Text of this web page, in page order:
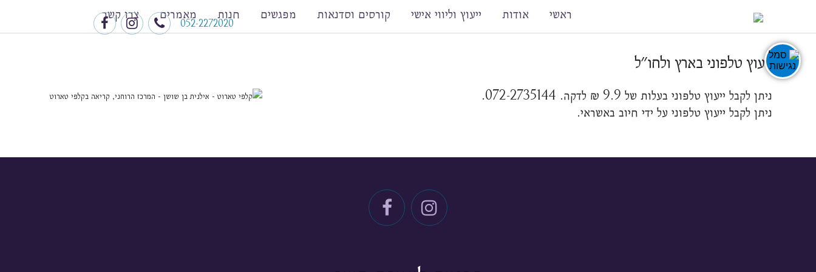
052-2272020
ראשי אודות ייעוץ וליווי אישי קורסים וסדנאות מפגשים חנות מאמרים צרו קשר
ייעוץ טלפוני בארץ ולחו״ל
ניתן לקבל ייעוץ טלפוני בעלות של 9.9 ₪ לדקה. 072-2735144.
ניתן לקבל ייעוץ טלפוני על ידי חיוב באשראי.